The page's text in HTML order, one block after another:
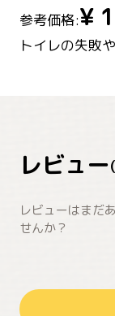
参考価格:¥
レビュー(
レビューはまだ
せんか？